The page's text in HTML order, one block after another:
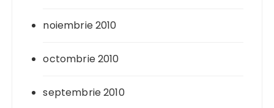
noiembrie 2010
octombrie 2010
septembrie 2010